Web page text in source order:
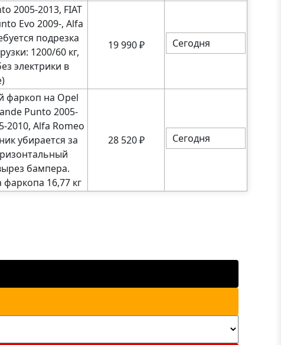
2005-2013, FIAT
Evo 2009-, Alfa
подрезка
1200/60 кг,
электрики в
19 990₽ Сегодня
фаркоп на Opel
Punto 2005-
2010, Alfa Romeo
убирается за
бампера.
фаркопа 16,77 кг
28 520₽ Сегодня